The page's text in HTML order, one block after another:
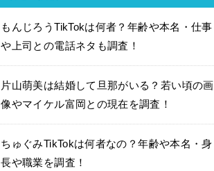
もんじろうTikTokは何者？年齢や本名・仕事
や上司との電話ネタも調査！
片山萌美は結婚して旦那がいる？若い頃の画
像やマイケル富岡との現在を調査！
ちゅぐみTikTokは何者なの？年齢や本名・身
長や職業を調査！